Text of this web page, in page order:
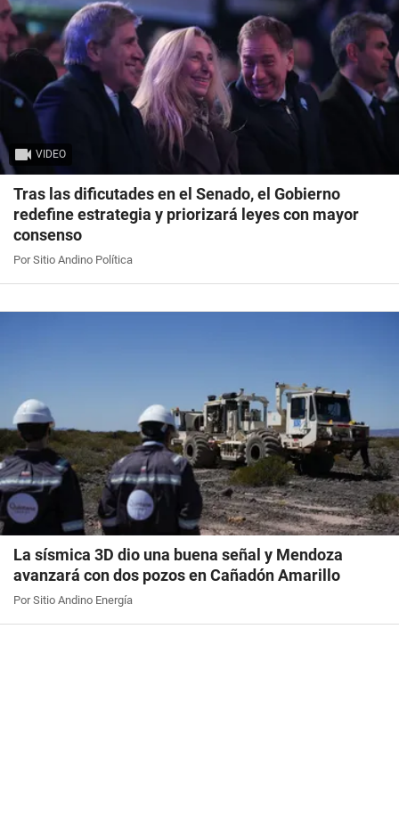
VIDEO
Tras las dificutades en el Senado, el Gobierno
redefine estrategia y priorizará leyes con mayor
consenso
Por Sitio Andino Política
La sísmica 3D dio una buena señal y Mendoza
avanzará con dos pozos en Cañadón Amarillo
Por Sitio Andino Energía